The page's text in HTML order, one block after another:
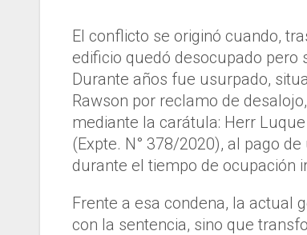
El conflicto se originó cuando,
edificio quedó desocupado pero
Durante años fue usurpado,
Rawson por reclamo de
mediante la carátula: Herr
(Expte. N° 378/2020), al pago
durante el tiempo de ocupación
Frente a esa condena, la actual
con la sentencia, sino que